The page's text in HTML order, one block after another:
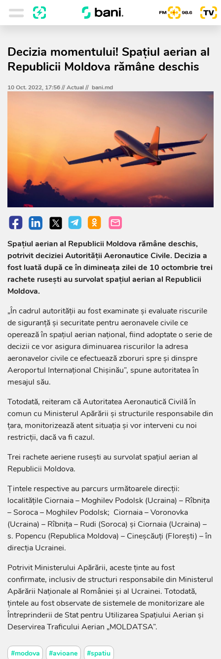
Decizia momentului! Spațiul aerian al
Republicii Moldova rămâne deschis
10 Oct. 2022, 17:56 //Actual// bani.md
Spațiul aerian al Republicii Moldova rămâne deschis,
potrivit deciziei Autorității Aeronautice Civile. Decizia a
fost luată după ce în dimineața zilei de 10 octombrie trei
rachete rusești au survolat spațiul aerian al Republicii
Moldova.
„În cadrul autorității au fost examinate și evaluate riscurile
de siguranță și securitate pentru aeronavele civile ce
operează în spațiul aerian național, fiind adoptate o serie de
decizii ce vor asigura diminuarea riscurilor la adresa
aeronavelor civile ce efectuează zboruri spre și dinspre
Aeroportul Internațional Chișinău”, spune autoritatea în
mesajul său.
Totodată, reiteram că Autoritatea Aeronautică Civilă în
comun cu Ministerul Apărării și structurile responsabile din
țara, monitorizează atent situația și vor interveni cu noi
restricții, dacă va fi cazul.
Trei rachete aeriene ruseşti au survolat spaţiul aerian al
Republicii Moldova.
Ţintele respective au parcurs următoarele direcţii:
localităţile Ciornaia – Moghilev Podolsk (Ucraina) – Rîbniţa
– Soroca – Moghilev Podolsk; Ciornaia – Voronovka
(Ucraina) – Rîbniţa – Rudi (Soroca) şi Ciornaia (Ucraina) –
s. Popencu (Republica Moldova) – Cineşcăuţi (Floreşti) – în
direcţia Ucrainei.
Potrivit Ministerului Apărării, aceste ţinte au fost
confirmate, inclusiv de structuri responsabile din Ministerul
Apărării Naţionale al României şi al Ucrainei. Totodată,
ţintele au fost observate de sistemele de monitorizare ale
Întreprinderii de Stat pentru Utilizarea Spaţiului Aerian şi
Deservirea Traficului Aerian „MOLDATSA”.
#modova #avioane #spatiu